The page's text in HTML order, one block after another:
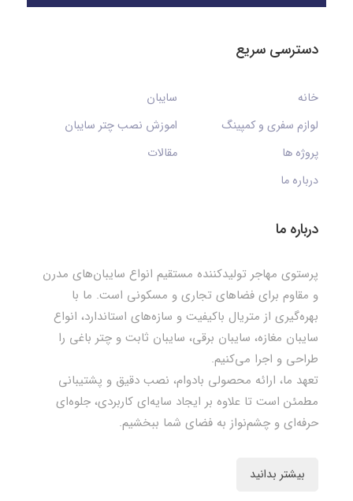
دسترسی سریع
خانه
سایبان
لوازم سفری و کمپینگ
اموزش نصب چتر سایبان
پروژه ها
مقالات
درباره ما
درباره ما
پرستوی مهاجر تولیدکننده مستقیم انواع سایبان‌های مدرن
و مقاوم برای فضاهای تجاری و مسکونی است. ما با
بهره‌گیری از متریال باکیفیت و سازه‌های استاندارد، انواع
سایبان مغازه، سایبان برقی، سایبان ثابت و چتر باغی را
طراحی و اجرا می‌کنیم.
تعهد ما، ارائه محصولی بادوام، نصب دقیق و پشتیبانی
مطمئن است تا علاوه بر ایجاد سایه‌ای کاربردی، جلوه‌ای
حرفه‌ای و چشم‌نواز به فضای شما ببخشیم.
بیشتر بدانید